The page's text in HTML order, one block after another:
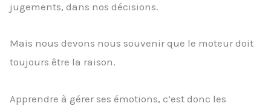
jugements, dans nos décisions.
Mais nous devons nous souvenir que le moteur doit
toujours être la raison.
Apprendre à gérer ses émotions, c’est donc les